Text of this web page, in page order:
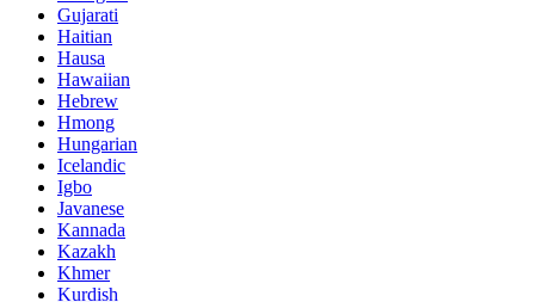
Gujarati
Haitian
Hausa
Hawaiian
Hebrew
Hmong
Hungarian
Icelandic
Igbo
Javanese
Kannada
Kazakh
Khmer
Kurdish